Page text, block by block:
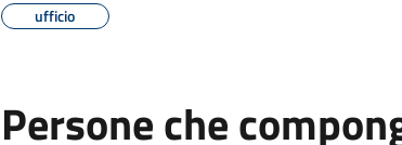
ufficio
Persone che